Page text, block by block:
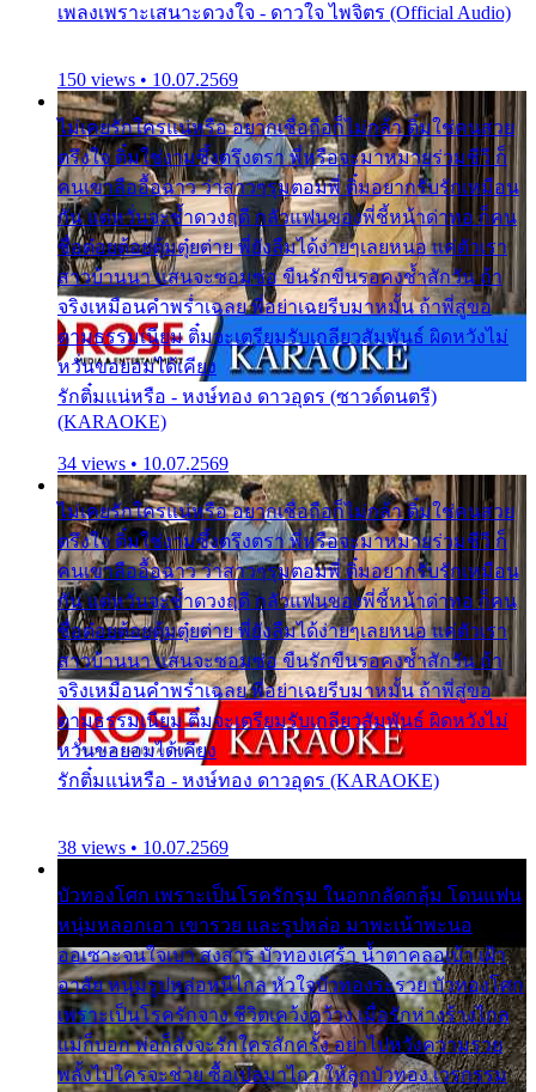
เพลงเพราะเสนาะดวงใจ - ดาวใจ ไพจิตร (Official Audio)
150 views • 10.07.2569
ไม่เคยรักใครแน่หรือ อยากเชื่อถือก็ไม่กล้า ติ๋มใช่คนสวย
ตรึงใจ ติ๋มใช่งามซึ้งตรึงตรา พี่หรือจะมาหมายร่วมชีวี ก็
คนเขาลืออื้อฉาว ว่าสาวๆรุมตอมพี่ ติ๋มอยากรับรักเหมือน
กัน แต่หวั่นจะช้ำดวงฤดี กลัวแฟนของพี่ชี้หน้าด่าทอ ก็คน
ชื่อต๋อยต้อยตุ้มตุ๋ยต่าย พี่ยังลืมได้ง่ายๆเลยหนอ แค่ตัวเรา
สาวบ้านนา แสนจะซอมซ่อ ขืนรักขืนรอคงช้ำสักวัน ถ้า
จริงเหมือนคำพร่ำเฉลย พี่อย่าเฉยรีบมาหมั้น ถ้าพี่สู่ขอ
ตามธรรมเนียม ติ๋มจะเตรียมรับเกลียวสัมพันธ์ ผิดหวังไม่
หวั่นขอยอมได้เคียง
รักติ๋มแน่หรือ - หงษ์ทอง ดาวอุดร (ซาวด์ดนตรี)
(KARAOKE)
34 views • 10.07.2569
ไม่เคยรักใครแน่หรือ อยากเชื่อถือก็ไม่กล้า ติ๋มใช่คนสวย
ตรึงใจ ติ๋มใช่งามซึ้งตรึงตรา พี่หรือจะมาหมายร่วมชีวี ก็
คนเขาลืออื้อฉาว ว่าสาวๆรุมตอมพี่ ติ๋มอยากรับรักเหมือน
กัน แต่หวั่นจะช้ำดวงฤดี กลัวแฟนของพี่ชี้หน้าด่าทอ ก็คน
ชื่อต๋อยต้อยตุ้มตุ๋ยต่าย พี่ยังลืมได้ง่ายๆเลยหนอ แค่ตัวเรา
สาวบ้านนา แสนจะซอมซ่อ ขืนรักขืนรอคงช้ำสักวัน ถ้า
จริงเหมือนคำพร่ำเฉลย พี่อย่าเฉยรีบมาหมั้น ถ้าพี่สู่ขอ
ตามธรรมเนียม ติ๋มจะเตรียมรับเกลียวสัมพันธ์ ผิดหวังไม่
หวั่นขอยอมได้เคียง
รักติ๋มแน่หรือ - หงษ์ทอง ดาวอุดร (KARAOKE)
38 views • 10.07.2569
บัวทองโศก เพราะเป็นโรครักรุม ในอกกลัดกลุ้ม โดนแฟน
หนุ่มหลอกเอา เขารวย และรูปหล่อ มาพะเน้าพะนอ
ออเซาะจนใจเบา สงสาร บัวทองเศร้า น้ำตาคลอเบ้า เฝ้า
อาลัย หนุ่มรูปหล่อหนีไกล หัวใจบัวทองระรวย บัวทองโศก
เพราะเป็นโรครักจาง ชีวิตเคว้งคว้าง เมื่อรักห่างร้างไกล
แม่ก็บอก พ่อก็สั่งจะรักใครสักครั้ง อย่าไปหวังความรวย
พลั้งไปใครจะช่วย ซื้อเปลมาไกว ให้ลูกบัวทอง เวรกรรม